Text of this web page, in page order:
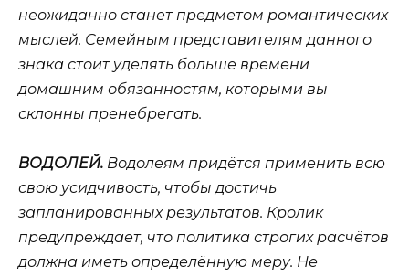
неожиданно станет предметом романтических
мыслей. Семейным представителям данного
знака стоит уделять больше времени
домашним обязанностям, которыми вы
склонны пренебрегать.
ВОДОЛЕЙ. Водолеям придётся применить всю
свою усидчивость, чтобы достичь
запланированных результатов. Кролик
предупреждает, что политика строгих расчётов
должна иметь определённую меру. Не